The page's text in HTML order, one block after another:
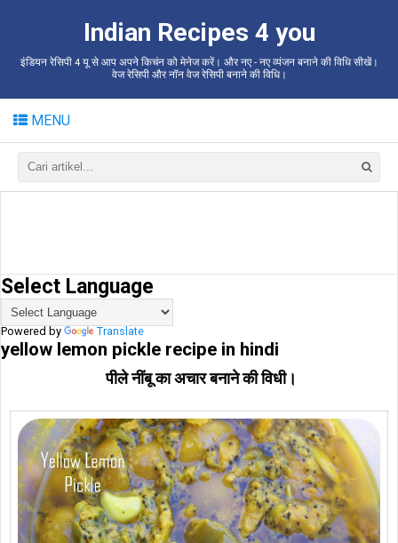
Indian Recipes 4 you
इंडियन रेसिपी 4 यू से आप अपने किचंन को मेनेज करें। और नए - नए व्यंजन बनाने की विधि सीखें।
वेज रेसिपी और नॉन वेज रेसिपी बनाने की विधि।
MENU
Select Language
Powered by Translate
yellow lemon pickle recipe in hindi
पीले नींबू का अचार बनाने की विधी।